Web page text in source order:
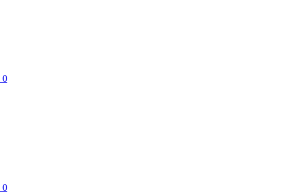
0
0